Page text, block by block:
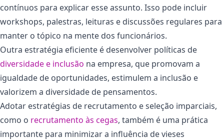
contínuos para explicar esse assunto. Isso pode incluir
workshops, palestras, leituras e discussões regulares para
manter o tópico na mente dos funcionários.
Outra estratégia eficiente é desenvolver políticas de
diversidade e inclusão na empresa, que promovam a
igualdade de oportunidades, estimulem a inclusão e
valorizem a diversidade de pensamentos.
Adotar estratégias de recrutamento e seleção imparciais,
como o recrutamento às cegas, também é uma prática
importante para minimizar a influência de vieses